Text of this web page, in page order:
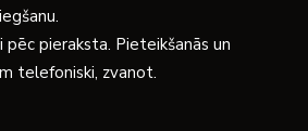
pieraksta. Pieteikšanās un
telefoniski, zvanot.